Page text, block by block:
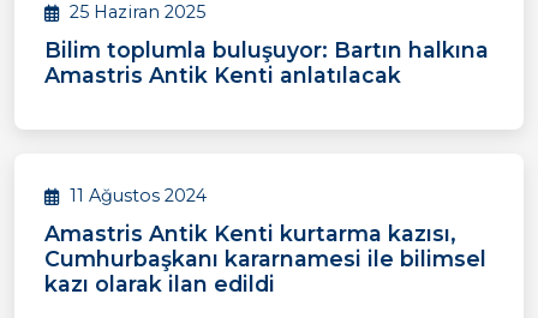
25 Haziran 2025
Bilim toplumla buluşuyor: Bartın halkına
Amastris Antik Kenti anlatılacak
11 Ağustos 2024
Amastris Antik Kenti kurtarma kazısı,
Cumhurbaşkanı kararnamesi ile bilimsel
kazı olarak ilan edildi